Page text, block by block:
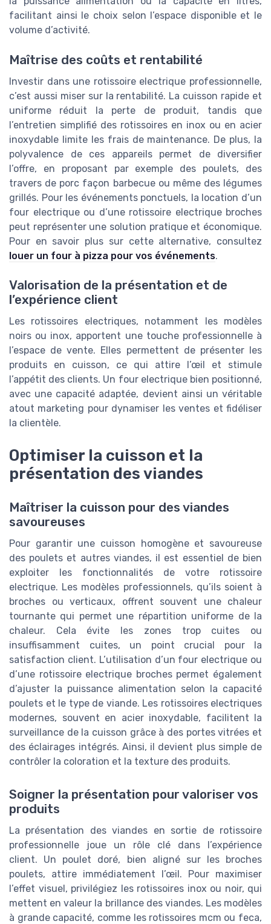
facilitant ainsi le choix selon l’espace disponible et le
volume d’activité.
Maîtrise des coûts et rentabilité
Investir dans une rotissoire electrique professionnelle,
c’est aussi miser sur la rentabilité. La cuisson rapide et
uniforme réduit la perte de produit, tandis que
l’entretien simplifié des rotissoires en inox ou en acier
inoxydable limite les frais de maintenance. De plus, la
polyvalence de ces appareils permet de diversifier
l’offre, en proposant par exemple des poulets, des
travers de porc façon barbecue ou même des légumes
grillés. Pour les événements ponctuels, la location d’un
four electrique ou d’une rotissoire electrique broches
peut représenter une solution pratique et économique.
Pour en savoir plus sur cette alternative, consultez
louer un four à pizza pour vos événements.
Valorisation de la présentation et de
l’expérience client
Les rotissoires electriques, notamment les modèles
noirs ou inox, apportent une touche professionnelle à
l’espace de vente. Elles permettent de présenter les
produits en cuisson, ce qui attire l’œil et stimule
l’appétit des clients. Un four electrique bien positionné,
avec une capacité adaptée, devient ainsi un véritable
atout marketing pour dynamiser les ventes et fidéliser
la clientèle.
Optimiser la cuisson et la
présentation des viandes
Maîtriser la cuisson pour des viandes
savoureuses
Pour garantir une cuisson homogène et savoureuse
des poulets et autres viandes, il est essentiel de bien
exploiter les fonctionnalités de votre rotissoire
electrique. Les modèles professionnels, qu’ils soient à
broches ou verticaux, offrent souvent une chaleur
tournante qui permet une répartition uniforme de la
chaleur. Cela évite les zones trop cuites ou
insuffisamment cuites, un point crucial pour la
satisfaction client. L’utilisation d’un four electrique ou
d’une rotissoire electrique broches permet également
d’ajuster la puissance alimentation selon la capacité
poulets et le type de viande. Les rotissoires electriques
modernes, souvent en acier inoxydable, facilitent la
surveillance de la cuisson grâce à des portes vitrées et
des éclairages intégrés. Ainsi, il devient plus simple de
contrôler la coloration et la texture des produits.
Soigner la présentation pour valoriser vos
produits
La présentation des viandes en sortie de rotissoire
professionnelle joue un rôle clé dans l’expérience
client. Un poulet doré, bien aligné sur les broches
poulets, attire immédiatement l’œil. Pour maximiser
l’effet visuel, privilégiez les rotissoires inox ou noir, qui
mettent en valeur la brillance des viandes. Les modèles
à grande capacité, comme les rotissoires mcm ou feca,